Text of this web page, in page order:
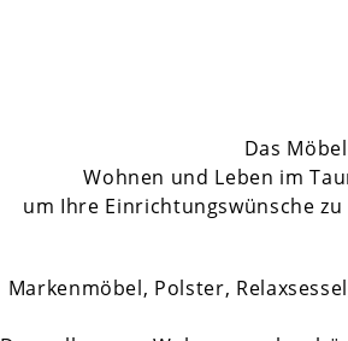
Das
Wohnen und Leben im
um Ihre Einrichtungswünsche
Markenmöbel, Polster,